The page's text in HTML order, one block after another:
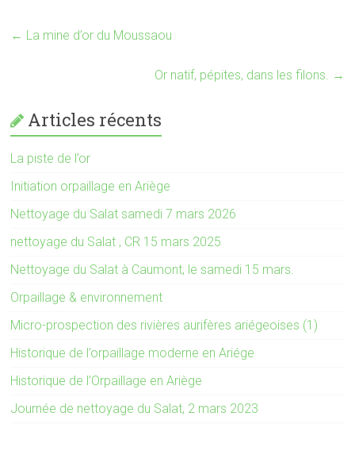
← La mine d’or du Moussaou
Or natif, pépites, dans les filons. →
Articles récents
La piste de l’or
Initiation orpaillage en Ariège
Nettoyage du Salat samedi 7 mars 2026
nettoyage du Salat , CR 15 mars 2025
Nettoyage du Salat à Caumont, le samedi 15 mars.
Orpaillage & environnement
Micro-prospection des rivières aurifères ariégeoises (1)
Historique de l’orpaillage moderne en Ariége
Historique de l’Orpaillage en Ariège
Journée de nettoyage du Salat, 2 mars 2023